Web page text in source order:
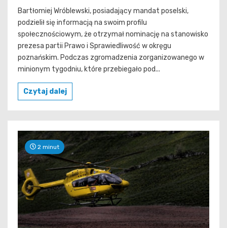
Bartłomiej Wróblewski, posiadający mandat poselski,
podzielił się informacją na swoim profilu
społecznościowym, że otrzymał nominację na stanowisko
prezesa partii Prawo i Sprawiedliwość w okręgu
poznańskim. Podczas zgromadzenia zorganizowanego w
minionym tygodniu, które przebiegało pod...
Czytaj dalej
2 minut